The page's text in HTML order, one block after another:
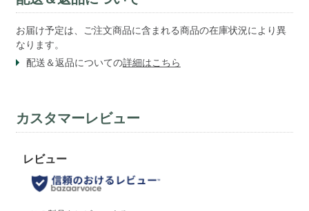
お届け予定は、ご注文商品に含まれる商品の在庫状況により異
なります。
配送＆返品についての詳細はこちら
カスタマーレビュー